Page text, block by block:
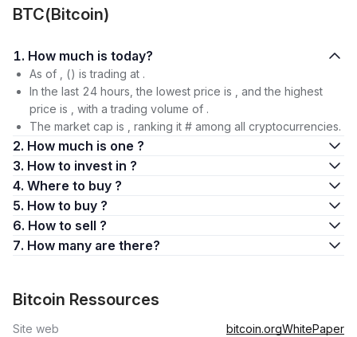
BTC(Bitcoin)
1. How much is today?
As of , () is trading at .
In the last 24 hours, the lowest price is , and the highest
price is , with a trading volume of .
The market cap is , ranking it # among all cryptocurrencies.
2. How much is one ?
3. How to invest in ?
4. Where to buy ?
5. How to buy ?
6. How to sell ?
7. How many are there?
Bitcoin Ressources
Site web bitcoin.orgWhitePaper